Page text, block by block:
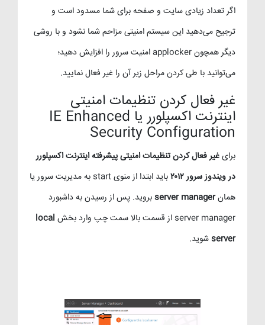
اگر تعداد زیادی سایت و صفحه برای شما مسدود است و
ترجیح می‌دهید این سیستم امنیتی مزاحم شما نشود و با روشی
دیگر همچون applocker امنیت سرور را افزایش دهید؛
می‌توانید با طی کردن مراحل زیر آن را غیر فعال نمایید.
غیر فعال کردن تنظیمات امنیتی
اینترنت اکسپلورر یا IE Enhanced
Security Configuration
برایغیر فعال کردن تنظیمات امنیتی پیشرفته اینترنت اکسپلورر
در ویندوز سرور ۲۰۱۲
باید ابتدا از منوی start به مدیریت سرور یا
همانserver managerبروید. پس از رسیدن به داشبورد
server manager از قسمت بالا سمت چپ وارد بخش
local
serverشوید.